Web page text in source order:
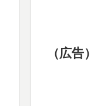
（広告）